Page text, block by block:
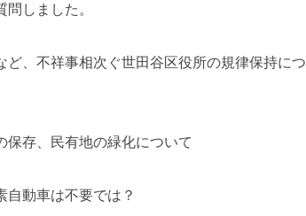
しました。
ど、不祥事相次ぐ世田谷区役所の規律保持につ
保存、民有地の緑化について
自動車は不要では？